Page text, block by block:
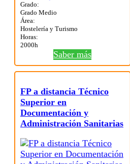
Grado:
Grado Medio
Área:
Hostelería y Turismo
Horas:
2000h
Saber más
FP a distancia Técnico
Superior en
Documentación y
Administración Sanitarias